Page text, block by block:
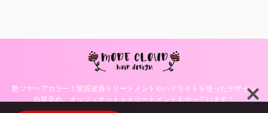
艶ツヤヘアカラー！髪質改善トリートメントやハイライトを使ったデザイン
白髪染め、オッジィオットトトリートメントもやっています！